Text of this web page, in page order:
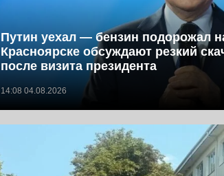
Путин уехал — бензин подорожал
Красноярске обсуждают резкий
после визита президента
14:08 04.08.2026